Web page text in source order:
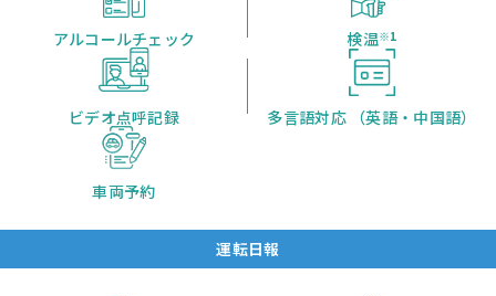
アルコールチェック 検温※1
ビデオ点呼記録 多言語対応（英語・中国語）
車両予約
運転日報